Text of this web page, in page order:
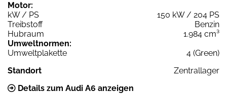
Motor:
kW / PS
150 kW / 204 PS
Treibstoff
Benzin
Hubraum
1.984 cm³
Umweltnormen:
Umweltplakette
4 (Green)
Standort
Zentrallager
Details zum Audi A6 anzeigen